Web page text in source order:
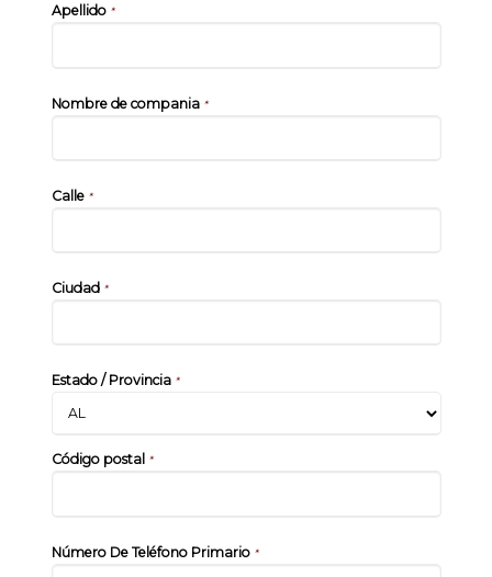
Apellido*
Nombre de compania*
Calle*
Ciudad*
Estado / Provincia*
Código postal *
Número De Teléfono Primario*